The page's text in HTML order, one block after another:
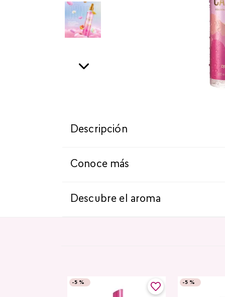
Descripción
Conoce más
Descubre el aroma
-5 % -5 %